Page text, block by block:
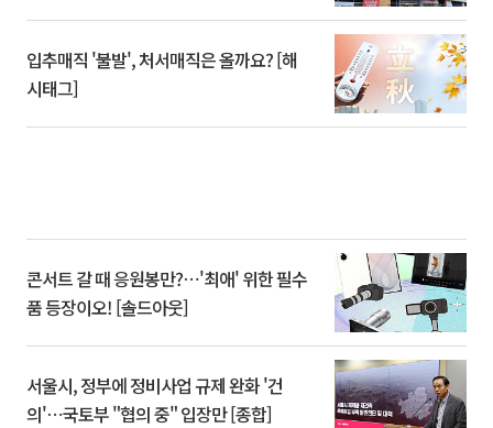
입추매직 '불발', 처서매직은 올까요? [해
시태그]
콘서트 갈 때 응원봉만?⋯'최애' 위한 필수
품 등장이오! [솔드아웃]
서울시, 정부에 정비사업 규제 완화 '건
의'⋯국토부 "협의 중" 입장만 [종합]